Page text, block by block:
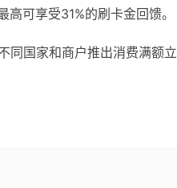
可享受31%的刷卡金回馈。
同国家和商户推出消费满额立